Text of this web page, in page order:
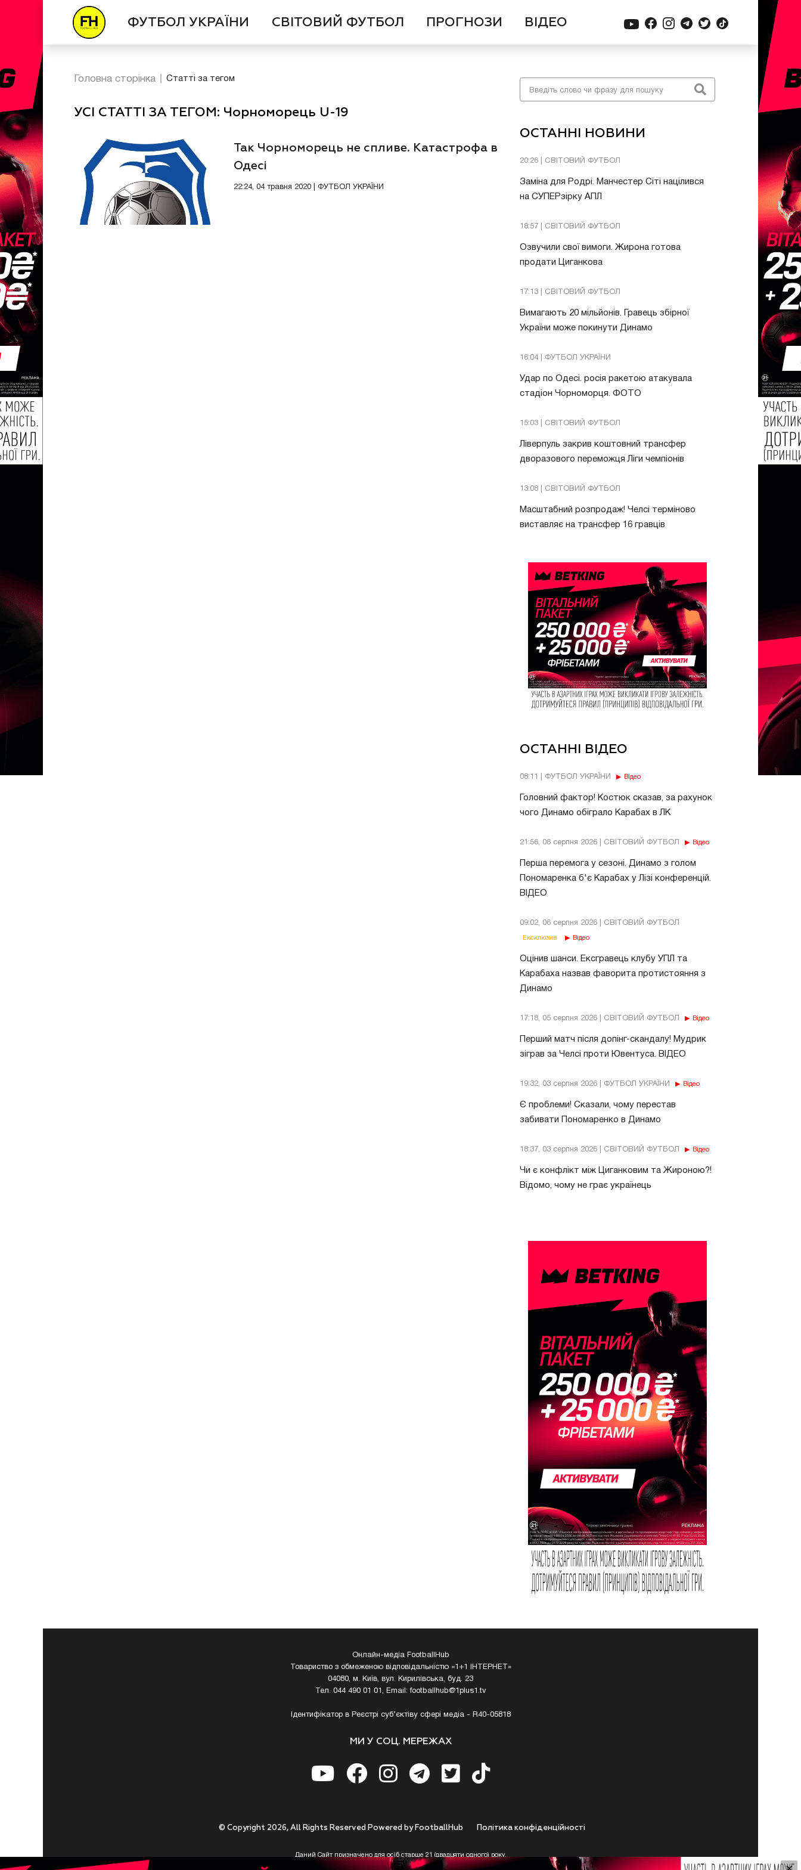
ФУТБОЛ УКРАЇНИ СВІТОВИЙ ФУТБОЛ ПРОГНОЗИ ВІДЕО
ОСТАННІ НОВИНИ
20:26 | СВІТОВИЙ ФУТБОЛ
Заміна для Родрі. Манчестер Сіті націлився
на СУПЕРзірку АПЛ
18:57 | СВІТОВИЙ ФУТБОЛ
Озвучили свої вимоги. Жирона готова
продати Циганкова
17:13 | СВІТОВИЙ ФУТБОЛ
Вимагають 20 мільйонів. Гравець збірної
України може покинути Динамо
16:04 | ФУТБОЛ УКРАЇНИ
Удар по Одесі. росія ракетою атакувала
стадіон Чорноморця. ФОТО
15:03 | СВІТОВИЙ ФУТБОЛ
Ліверпуль закрив коштовний трансфер
дворазового переможця Ліги чемпіонів
13:08 | СВІТОВИЙ ФУТБОЛ
Масштабний розпродаж! Челсі терміново
виставляє на трансфер 16 гравців
ОСТАННІ ВІДЕО
08:11 | ФУТБОЛ УКРАЇНИ Відео
Головний фактор! Костюк сказав, за рахунок
чого Динамо обіграло Карабах в ЛК
21:56, 06 серпня 2026 | СВІТОВИЙ ФУТБОЛ Відео
Перша перемога у сезоні. Динамо з голом
Пономаренка б'є Карабах у Лізі конференцій.
ВІДЕО
09:02, 06 серпня 2026 | СВІТОВИЙ ФУТБОЛ
Ексклюзив Відео
Оцінив шанси. Ексгравець клубу УПЛ та
Карабаха назвав фаворита протистояння з
Динамо
17:18, 05 серпня 2026 | СВІТОВИЙ ФУТБОЛ Відео
Перший матч після допінг-скандалу! Мудрик
зіграв за Челсі проти Ювентуса. ВІДЕО
19:32, 03 серпня 2026 | ФУТБОЛ УКРАЇНИ Відео
Є проблеми! Сказали, чому перестав
забивати Пономаренко в Динамо
18:37, 03 серпня 2026 | СВІТОВИЙ ФУТБОЛ Відео
Чи є конфлікт між Циганковим та Жироною?!
Відомо, чому не грає українець
Головна сторінка Статті за тегом
УСІ СТАТТІ ЗА ТЕГОМ: Чорноморець U-19
Так Чорноморець не спливе. Катастрофа в
Одесі
22:24, 04 травня 2020 | ФУТБОЛ УКРАЇНИ
Онлайн-медіа FootballHub
Товариство з обмеженою відповідальністю «1+1 ІНТЕРНЕТ»
04080, м. Київ, вул. Кирилівська, буд. 23
Тел. 044 490 01 01, Email:footballhub@1plus1.tv
Ідентифікатор в Реєстрі суб’єктіву сфері медіа - R40-05818
МИ У СОЦ. МЕРЕЖАХ
Полiтика конфiденцiйностi
© Copyright 2026, All Rights Reserved Powered by FootballHub
Даний Сайт призначено для осіб старше 21 (двадцяти одного) року.
Приступаючи до використання https://footballhub.ua, Користувач цим підтверджує, що досяг 21-річного віку.